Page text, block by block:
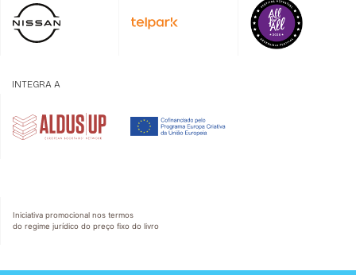
INTEGRA A
Iniciativa promocional nos termos
do regime jurídico do preço fixo do livro